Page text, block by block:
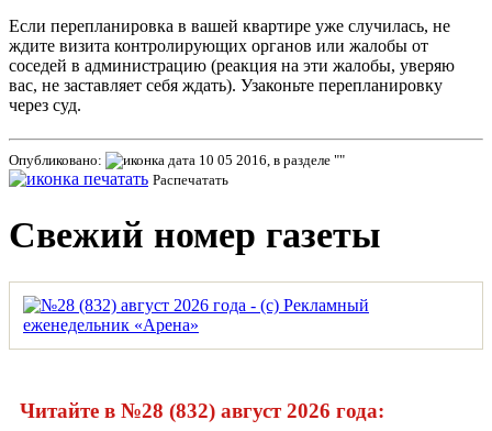
Если перепланировка в вашей квартире уже случилась, не
ждите визита контролирующих органов или жалобы от
соседей в администрацию (реакция на эти жалобы, уверяю
вас, не заставляет себя ждать). Узаконьте перепланировку
через суд.
Опубликовано:
10 05 2016, в разделе ""
Распечатать
Свежий номер газеты
Читайте в №28 (832) август 2026 года: